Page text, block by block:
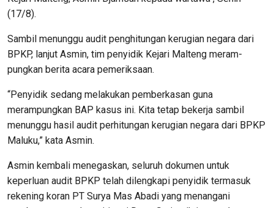
(17/8).
Sambil menunggu audit penghitungan kerugian negara dari
BPKP, lanjut Asmin, tim penyidik Kejari Malteng meram­
pungkan berita acara pemeriksaan.
“Penyidik sedang melakukan pemberkasan guna
merampungkan BAP kasus ini. Kita tetap bekerja sambil
menunggu hasil audit perhitungan kerugian negara dari BPKP
Maluku,” kata Asmin.
Asmin kembali menegaskan, seluruh dokumen untuk
keperluan audit BPKP telah dilengkapi penyidik termasuk
rekening koran PT Surya Mas Abadi yang menangani